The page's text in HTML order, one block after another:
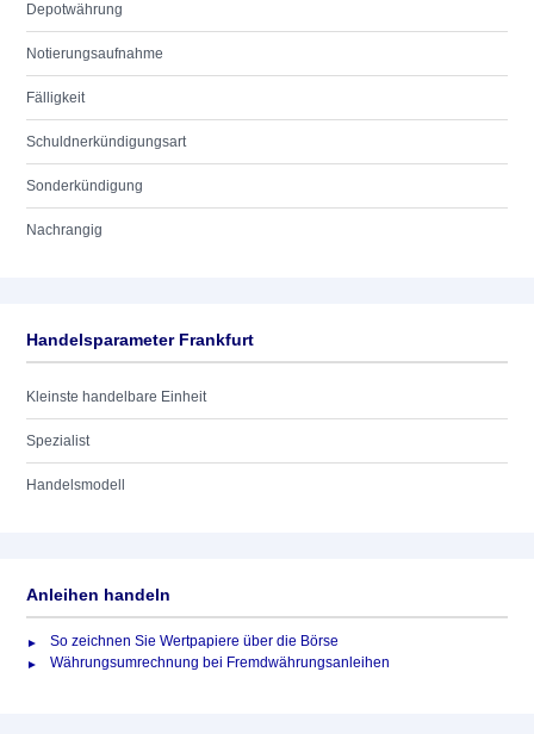
Depotwährung
Notierungsaufnahme
Fälligkeit
Schuldnerkündigungsart
Sonderkündigung
Nachrangig
Handelsparameter Frankfurt
Kleinste handelbare Einheit
Spezialist
Handelsmodell
Anleihen handeln
So zeichnen Sie Wertpapiere über die Börse
Währungsumrechnung bei Fremdwährungsanleihen